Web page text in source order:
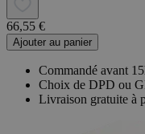
66,55 €
Ajouter au panier
Commandé avant
Choix de DPD ou
Livraison gratuite à